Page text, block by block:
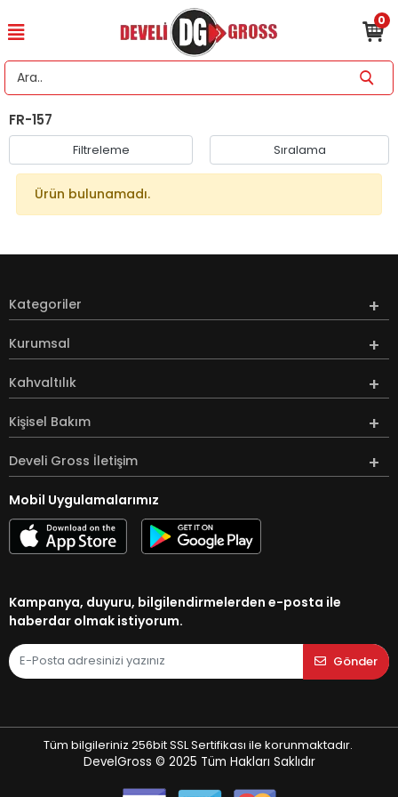
0
FR-157
Filtreleme Sıralama
Ürün bulunamadı.
Kategoriler
Kurumsal
Kahvaltılık
Kişisel Bakım
Develi Gross İletişim
Mobil Uygulamalarımız
Kampanya, duyuru, bilgilendirmelerden e-posta ile
haberdar olmak istiyorum.
Gönder
Tüm bilgileriniz 256bit SSL Sertifikası ile korunmaktadır.
DevelGross © 2025 Tüm Hakları Saklıdır